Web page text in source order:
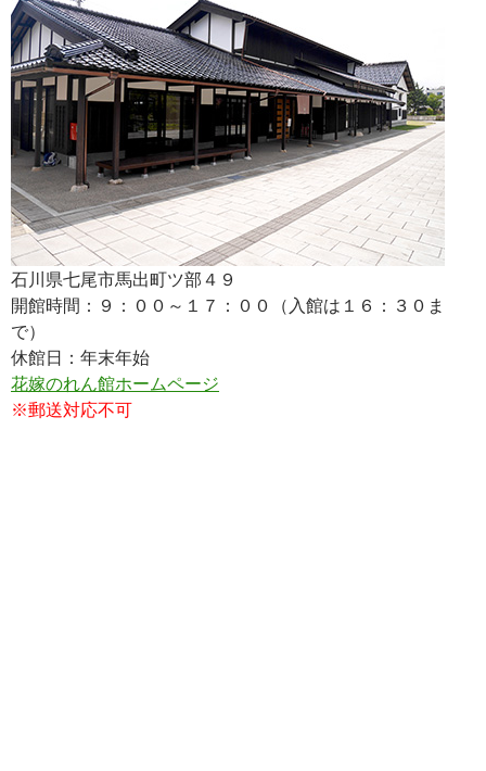
石川県七尾市馬出町ツ部４９
開館時間：９：００～１７：００（入館は１６：３０ま
で）
休館日：年末年始
花嫁のれん館ホームページ
※郵送対応不可